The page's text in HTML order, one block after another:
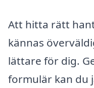
Att hitta rätt
kännas
lättare för dig.
formulär kan du